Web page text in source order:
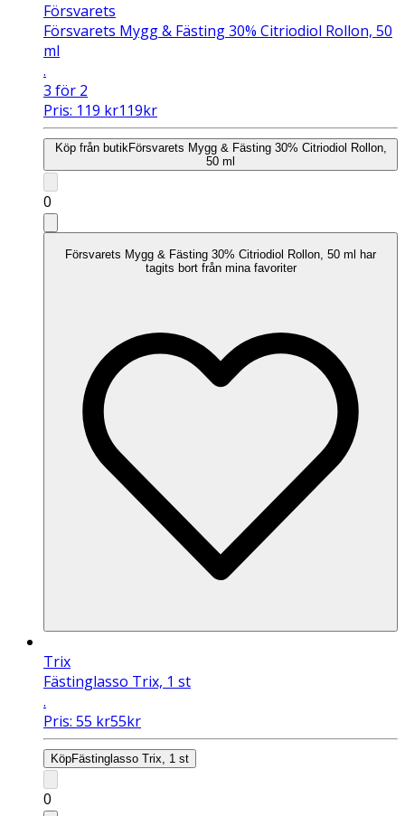
Försvarets
Försvarets Mygg & Fästing 30% Citriodiol Rollon, 50
ml
.
3 för 2
Pris: 119 kr119kr
Köp från butikFörsvarets Mygg & Fästing 30% Citriodiol Rollon,
50 ml
0
Försvarets Mygg & Fästing 30% Citriodiol Rollon, 50 ml har
tagits bort från mina favoriter
Trix
Fästinglasso Trix, 1 st
.
Pris: 55 kr55kr
KöpFästinglasso Trix, 1 st
0